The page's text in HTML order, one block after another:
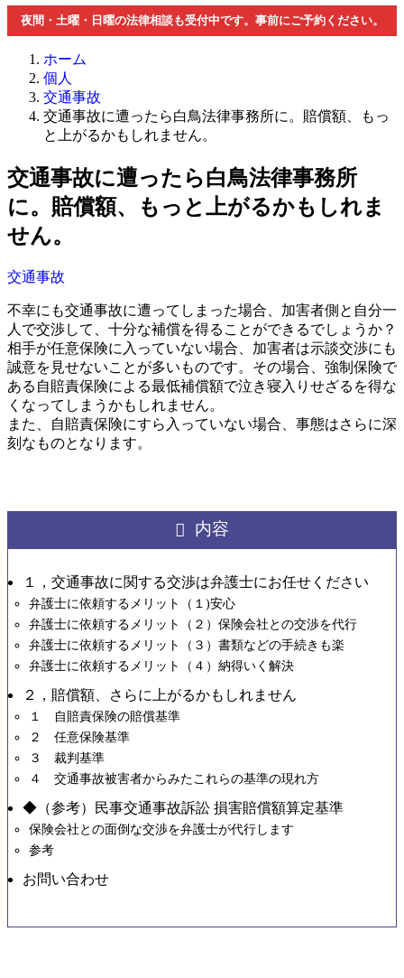
夜間・土曜・日曜の法律相談も受付中です。事前にご予約ください。
ホーム
個人
交通事故
交通事故に遭ったら白鳥法律事務所に。賠償額、もっ
と上がるかもしれません。
交通事故に遭ったら白鳥法律事務所
に。賠償額、もっと上がるかもしれま
せん。
交通事故
不幸にも交通事故に遭ってしまった場合、加害者側と自分一
人で交渉して、十分な補償を得ることができるでしょうか？
相手が任意保険に入っていない場合、加害者は示談交渉にも
誠意を見せないことが多いものです。その場合、強制保険で
ある自賠責保険による最低補償額で泣き寝入りせざるを得な
くなってしまうかもしれません。
また、自賠責保険にすら入っていない場合、事態はさらに深
刻なものとなります。
内容
１，交通事故に関する交渉は弁護士にお任せください
弁護士に依頼するメリット（１)安心
弁護士に依頼するメリット（２）保険会社との交渉を代行
弁護士に依頼するメリット（３）書類などの手続きも楽
弁護士に依頼するメリット（４）納得いく解決
２，賠償額、さらに上がるかもしれません
１ 自賠責保険の賠償基準
２ 任意保険基準
３ 裁判基準
４ 交通事故被害者からみたこれらの基準の現れ方
◆（参考）民事交通事故訴訟 損害賠償額算定基準
保険会社との面倒な交渉を弁護士が代行します
参考
お問い合わせ